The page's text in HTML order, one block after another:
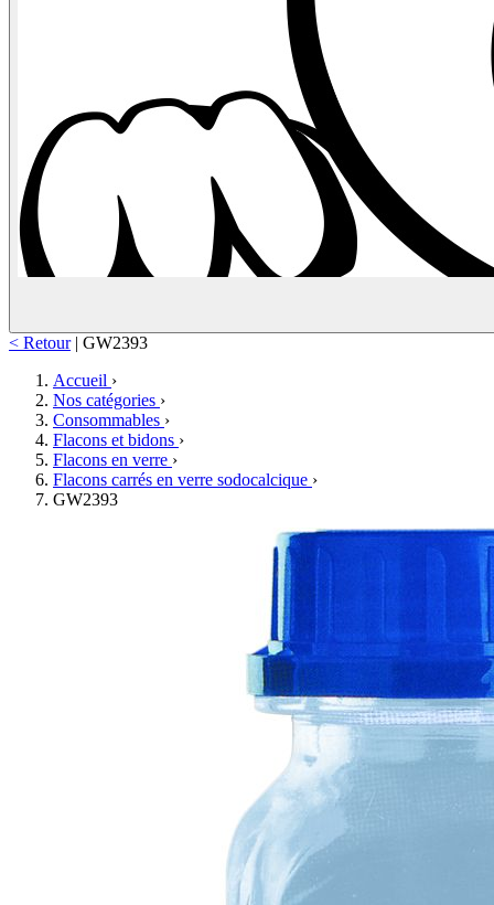
< Retour | GW2393
Accueil ›
Nos catégories ›
Consommables ›
Flacons et bidons ›
Flacons en verre ›
Flacons carrés en verre sodocalcique ›
GW2393